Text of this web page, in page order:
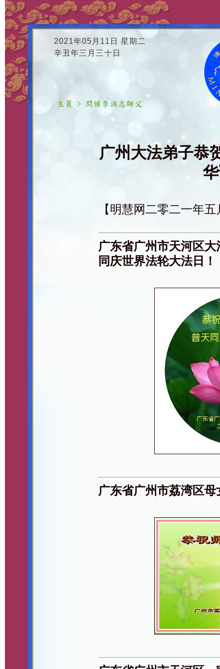
2021年05月11日 星期二
辛丑年三月三十日
广州大法弟子恭
【明慧网二零二一年
广东省广州市天河区
同庆世界法轮大法日！
广东省广州市荔湾区